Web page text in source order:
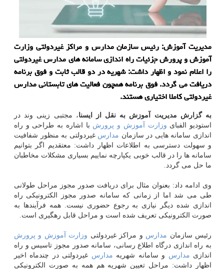
مدیریت آموزش: رئیس سازمان مدارس و مراكز غیردولتی وزارت
آموزش و پرورش جزئیات راه اندازی سامانه های مدارس غیردولتی
را اعلام نمود و اظهار داشت: شهریه در دو قالب ثابت و فوق برنامه
دریافت می گردد. فوق برنامه همچون فعالیت های تابستانی مدارس
غیردولتی كاملا اختیاری هستند.
به گزارش مدیریت آموزش به نقل از ایسنا، مجتبی زینی وند در
استودیو الفبای وزارت آموزش و پرورش با اشاره به طراحی و راه
اندازی سامانه هایی در سازمان مدارس غیردولتی به منظور شفافیت
و سهولت دسترسی به اطلاعات اظهار داشت: معتقدیم اگر بتوانیم
سامانه ها را در قالب خوبی یكپارچه نماییم بسیاری مشكلات مخاطبان
ما حل می گردد.
وی ادامه داد: بعنوان مثال برای دریافت صدور مجوز مراحل طولانی
طی می شد اما از زمانی كه سامانه صدور مجوز الكترونیكی راه
اندازی شده دیگر نیازی به رجوع حضوری نیست. همه فرآیندها به
صورت الكترونیكی تعریف شده است و مراحل قابل رهگیری است.
رئیس سازمان مدارس و مراكز غیردولتی وزارت
آموزش و پرورش
به راه اندازی درگاه اطلاع رسانی، سامانه صدور مجوز تاسیس و راه
اندازی مدارس و سامانه شهریه مدارس غیردولتی در چندماه اخیر
اظهار داشت: مراحل تعیین شهریه هم همه به صورت الكترونیكی